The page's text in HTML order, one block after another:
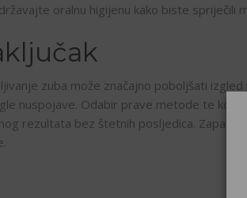
oralnu higijenu kako biste spriječili
zuba može značajno poboljšati
nuspojave. Odabir prave metode te
rezultata bez štetnih posljedica.